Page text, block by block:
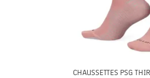
CHAUSSETTES PSG